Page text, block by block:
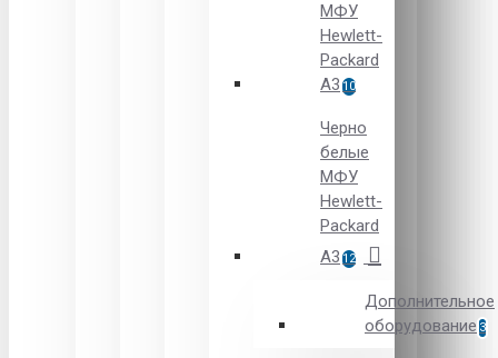
МФУ
Hewlett-
Packard
А3 10
Черно
белые
МФУ
Hewlett-
Packard
А3 12
Дополнительное
оборудование 3